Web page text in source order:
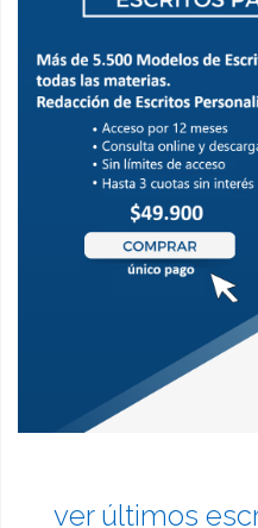
ver últimos